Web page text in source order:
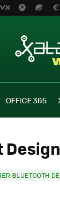
OFFICE 365
BLUETOOTH